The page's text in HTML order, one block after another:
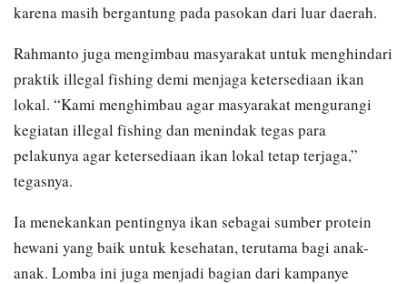
karena masih bergantung pada pasokan dari luar daerah.
Rahmanto juga mengimbau masyarakat untuk menghindari
praktik illegal fishing demi menjaga ketersediaan ikan
lokal. “Kami menghimbau agar masyarakat mengurangi
kegiatan illegal fishing dan menindak tegas para
pelakunya agar ketersediaan ikan lokal tetap terjaga,”
tegasnya.
Ia menekankan pentingnya ikan sebagai sumber protein
hewani yang baik untuk kesehatan, terutama bagi anak-
anak. Lomba ini juga menjadi bagian dari kampanye